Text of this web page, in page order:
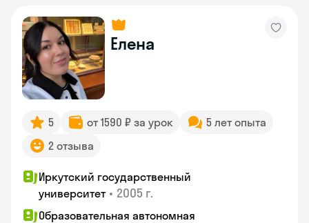
Елена
5 от 1590 ₽ за урок
5 лет опыта
2 отзыва
Иркутский государственный
университет • 2005 г.
Образовательная автономная